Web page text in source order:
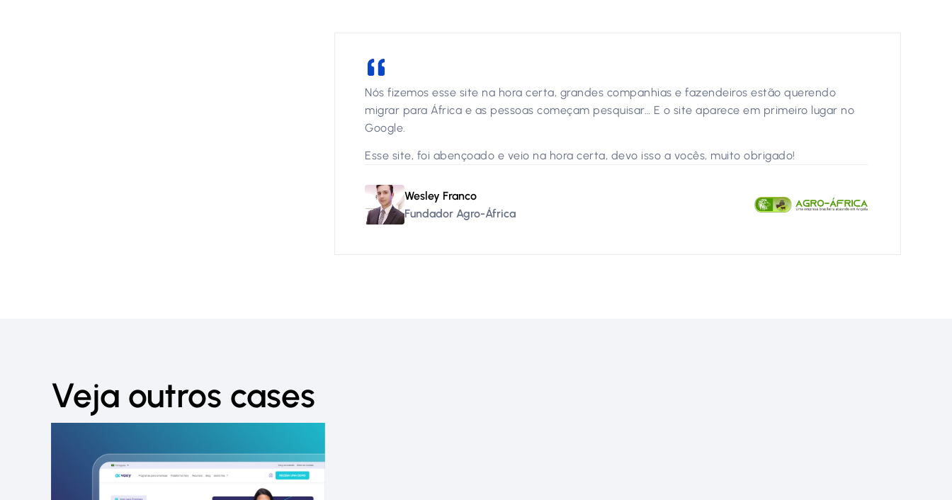
Nós fizemos esse site na hora certa, grandes companhias e fazendeiros estão querendo
migrar para África e as pessoas começam pesquisar… E o site aparece em primeiro lugar no
Google.
Esse site, foi abençoado e veio na hora certa, devo isso a vocês, muito obrigado!
Wesley Franco
Fundador Agro-África
Veja outros cases